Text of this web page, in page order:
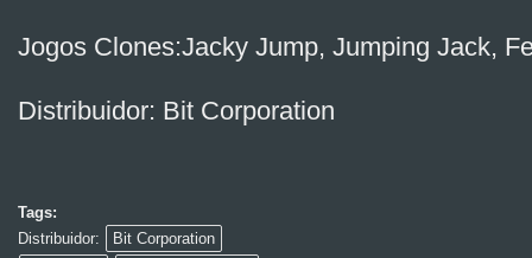
Jogos Clones:Jacky Jump, Jumping Jack,
Distribuidor: Bit Corporation
Tags:
Distribuidor:
Bit Corporation